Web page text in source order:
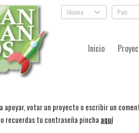
Idioma . País
Inicio
apoyar, votar un proyecto o escribir un
recuerdas tu contraseña pincha aquí